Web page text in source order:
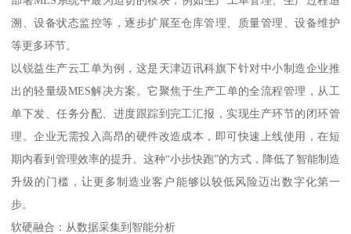
溯、设备状态监控等，逐步扩展至仓库管理、质量管理、设备维护
等更多环节。
以锐益生产云工单为例，这是天津迈讯科旗下针对中小制造企业推
出的轻量级MES解决方案。它聚焦于生产工单的全流程管理，从工
单下发、任务分配、进度跟踪到完工汇报，实现生产环节的闭环管
理。企业无需投入高昂的硬件改造成本，即可快速上线使用，在短
期内看到管理效率的提升。这种“小步快跑”的方式，降低了智能制造
升级的门槛，让更多制造业客户能够以较低风险迈出数字化第一
步。
软硬融合：从数据采集到智能分析